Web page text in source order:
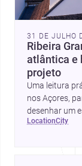
31 DE JULHO
Ribeira
atlântica e
projeto
Uma leitura
nos Açores,
desenhar um
location city